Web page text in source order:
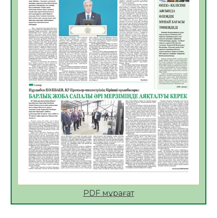
Көкжөтел ауруы туралы
06.08.2026
36
АПВ вакцинасы туралы мәлімет
06.08.2026
36
Open Air: Қызылорда облысы полиция
департаменті 20 мыңнан астам
көрерменнің қауіпсіздігін қамтамасыз етті
06.08.2026
48
ҚЫЗЫЛОРДАДА «САНАЛЫ ҰРПАҚ –
ЖАРҚЫН БОЛАШАҚ» АТТЫ КЕҢЕЙТІЛГЕН
МӘЖІЛІС ӨТТІ
05.08.2026
49
Қазақстан Орталық Азиядағы көшуге ең
PDF мұрағат